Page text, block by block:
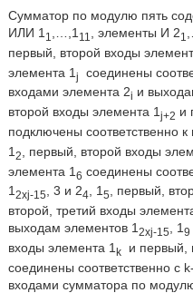
Сумматор по модулю пять
ИЛИ 1 1 ,…,1 11 , элементы И 21
первый, второй входы
элемента 1 j
соединены
входами элемента 2i и
второй входы элемента 1 j+2 и
подключены соответственно
1 2 , первый, второй входы
элемента 1 6 соединены
12xj-15, 3 и 24, 15, первый,
второй, третий входы
выходам элементов 1 2xj-15 , 1 9
входы элемента 1 k и первый,
соединены соответственно
входами сумматора по